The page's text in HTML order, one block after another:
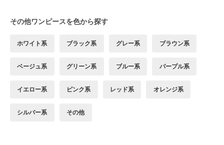
その他ワンピースを色から探す
ホワイト系 ブラック系 グレー系 ブラウン系
ベージュ系 グリーン系 ブルー系 パープル系
イエロー系 ピンク系 レッド系 オレンジ系
シルバー系 その他